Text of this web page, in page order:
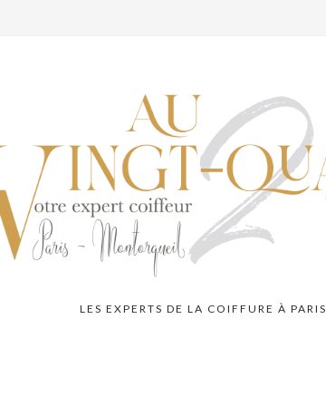
LES EXPERTS DE LA COIFFURE À PARIS